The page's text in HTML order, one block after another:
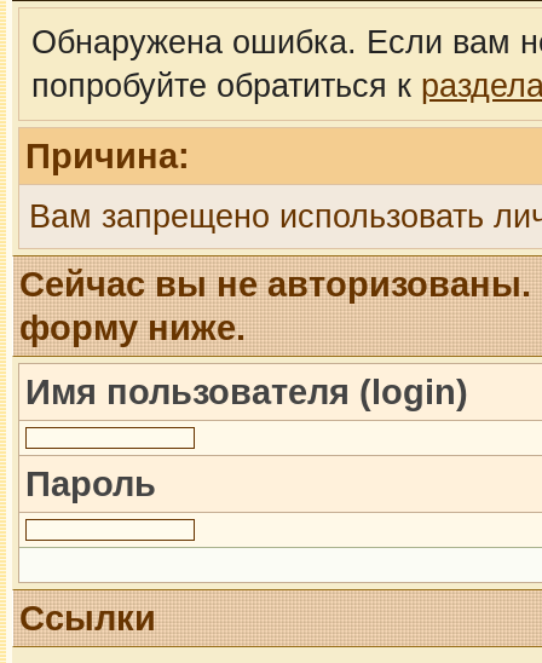
Обнаружена ошибка. Если вам
попробуйте обратиться к
Причина:
Вам запрещено использовать
Сейчас вы не авторизованы.
форму ниже.
Имя пользователя (login)
Пароль
Ссылки